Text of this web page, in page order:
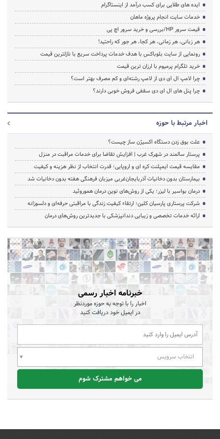
ایده های طلایی برای کسب درآمد از اینستاگرام
خدمات سایت انجام پروژه ماهان
قیمت سرور HP/بررسی و خرید سرور اچ پی
هر زبانی، هر زمانی، هر کجا، هر جور که راحتید!
رونمایی از سایت بلوباکس با هدف خدمات پرداخت سریع با نازلترین قیمت
خرید تلگرام پرمیوم با ارزان ترین قیمت
چرا لامپ ال ای دی از لامپ رشته‌ای و کم مصرف بهتر است؟
چرا پنل های ال ای دی سقفی فروش خوبی دارند؟
اخبار مرتبط با حوزه
علت بوق زدن دستگاه اکسیژن ساز چیست؟
پرستار سالمند در شهرک غرب | افزایش تقاضا برای خدمات مراقبت در منزل
مقایسه قیمت ایمپلنت کره ای و اروپایی؛ قدرت انتخاب از نظر هزینه و کیفیت
بیمارستان بدون دخانیات آذربایجان‌غربی میزبان فرهنگی هفته بدون دخانیات شد
درمان بواسیر با لیزر؛ یکی از روش‌های نوین درمان هموروئید
شرکت پرستاری پارسیان کلین؛ ارتقاء کیفیت زندگی با مراقبتی حرفه‌ای و دلسوزانه
ارائه خدمات تخصصی و زیبایی دندانپزشکی با جدیدترین روش‌های درمان
خبرنامه اخبار رسمی
اخبار را با توجه به حوزه موردنظر
در ایمیل خود دریافت کنید
انتخاب سرویس
می خواهم مشترک شوم